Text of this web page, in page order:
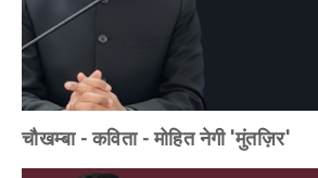
चौखम्बा - कविता - मोहित नेगी 'मुंतज़िर'